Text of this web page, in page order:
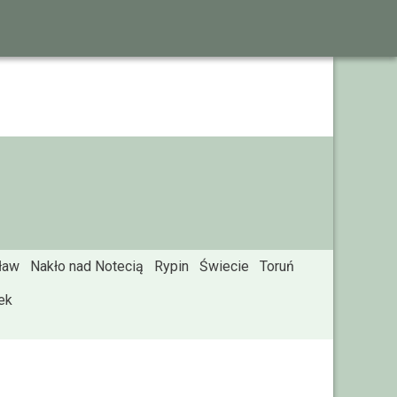
Nakło nad Notecią Rypin Świecie
Toruń